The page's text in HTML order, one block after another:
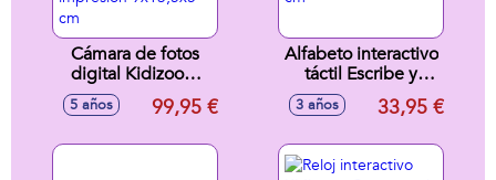
Cámara de fotos
digital Kidizoom
Print Cam azul con
cámara y video HD
5 años 99,95 €
Alfabeto interactivo
táctil Escribe y
dibuja con Mr
Pencil 28x26.50x7
3 años 33,95 €